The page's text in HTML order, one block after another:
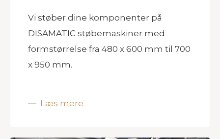
Vi støber dine komponenter på
DISAMATIC støbemaskiner med
formstørrelse fra 480 x 600 mm til 700
x 950 mm.
Læs mere